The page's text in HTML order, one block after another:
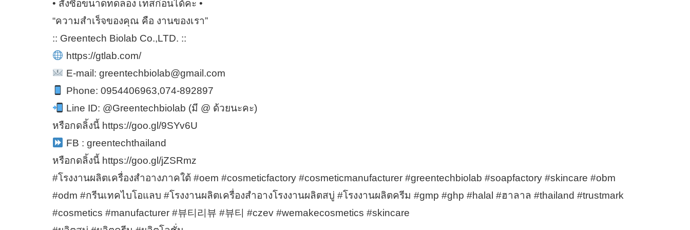
• สั่งซื้อขนาดทดลอง เทสก่อนได้คะ •
“ความสำเร็จของคุณ คือ งานของเรา”
:: Greentech Biolab Co.,LTD. ::
https://gtlab.com/
E-mail: greentechbiolab@gmail.com
Phone: 0954406963,074-892897
Line ID: @Greentechbiolab (มี @ ด้วยนะคะ)
หรือกดลิ้งนี้ https://goo.gl/9SYv6U
FB : greentechthailand
หรือกดลิ้งนี้ https://goo.gl/jZSRmz
#โรงงานผลิตเครื่องสำอางภาคใต้ #oem #cosmeticfactory #cosmeticmanufacturer #greentechbiolab #soapfactory #skincare #obm
#odm #กรีนเทคไบโอแลบ #โรงงานผลิตเครื่องสำอางโรงงานผลิตสบู่ #โรงงานผลิตครีม #gmp #ghp #halal #ฮาลาล #thailand #trustmark
#cosmetics #manufacturer #뷰티리뷰 #뷰티 #czev #wemakecosmetics #skincare